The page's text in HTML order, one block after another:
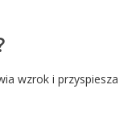
wzrok i przyspiesza